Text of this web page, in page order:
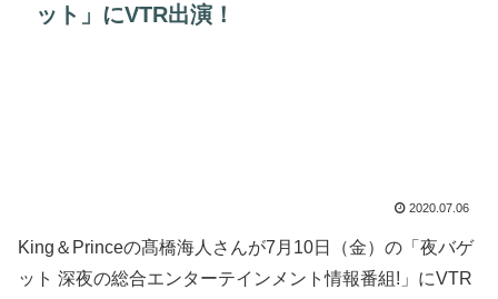
ット」にVTR出演！
2020.07.06
King＆Princeの髙橋海人さんが7月10日（金）の「夜バゲ
ット 深夜の総合エンターテインメント情報番組!」にVTR